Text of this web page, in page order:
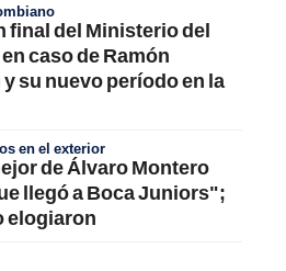
final del Ministerio del
caso de Ramón
su nuevo período en la
en el exterior
de Álvaro Montero
llegó a Boca Juniors";
elogiaron